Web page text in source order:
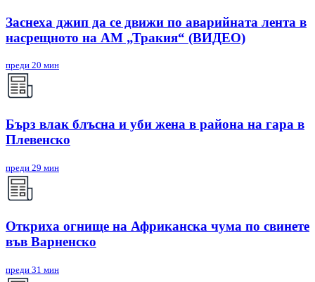
Заснеха джип да се движи по аварийната лента в
насрещното на АМ „Тракия“ (ВИДЕО)
преди 20 мин
Бърз влак блъсна и уби жена в района на гара в
Плевенско
преди 29 мин
Откриха огнище на Африканска чума по свинете
във Варненско
преди 31 мин